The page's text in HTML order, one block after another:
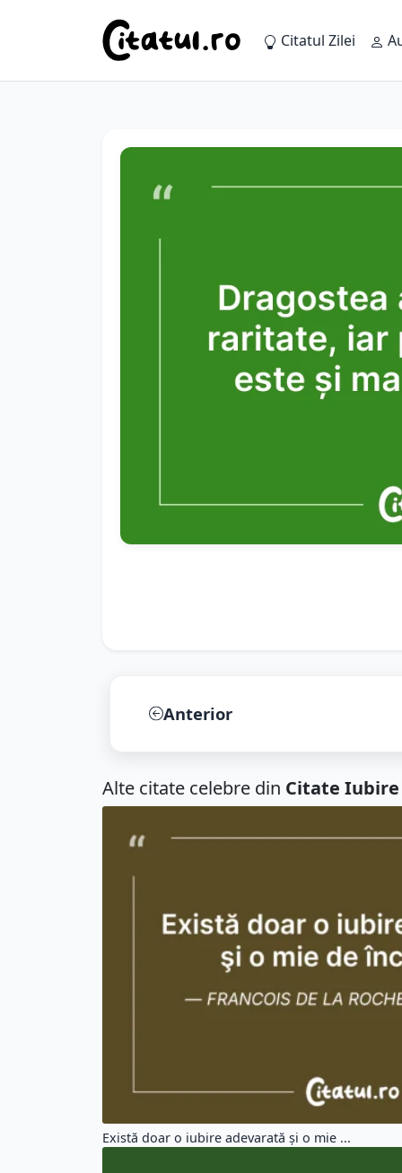
Citatul Zilei
Anterior
Alte citate celebre din Citate Iubire
Există doar o iubire adevarată şi o mie ...